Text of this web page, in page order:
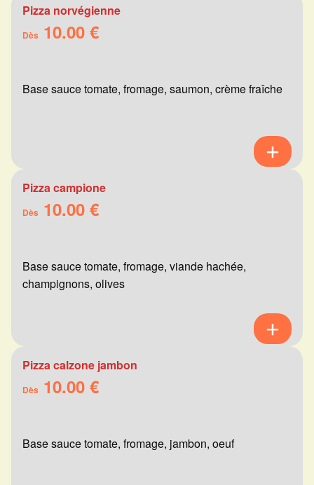
Pizza norvégienne
Dès 10.00 €
Base sauce tomate, fromage, saumon, crème fraîche
Pizza campione
Dès 10.00 €
Base sauce tomate, fromage, viande hachée,
champignons, olives
Pizza calzone jambon
Dès 10.00 €
Base sauce tomate, fromage, jambon, oeuf